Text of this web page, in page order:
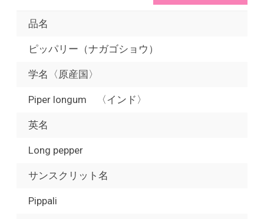
品名
ピッパリー（ナガゴショウ）
学名〈原産国〉
Piper longum 〈インド〉
英名
Long pepper
サンスクリット名
Pippali